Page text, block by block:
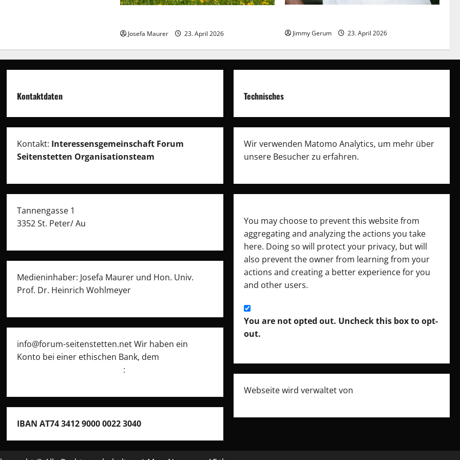
Josefa Maurer 23. April 2026 Jimmy Gerum 23. April 2026
Kontaktdaten
Kontakt: Interessensgemeinschaft Forum
Seitenstetten Organisationsteam
Tannengasse 1
3352 St. Peter/ Au
Medieninhaber: Josefa Maurer und Hon. Univ.
Prof. Dr. Heinrich Wohlmeyer
info@forum-seitenstetten.net Wir haben ein
Konto bei einer ethischen Bank, dem
:
IBAN AT74 3412 9000 0022 3040
Technisches
Wir verwenden Matomo Analytics, um mehr über
unsere Besucher zu erfahren.
You may choose to prevent this website from
aggregating and analyzing the actions you take
here. Doing so will protect your privacy, but will
also prevent the owner from learning from your
actions and creating a better experience for you
and other users.
You are not opted out. Uncheck this box to opt-
out.
Webseite wird verwaltet von